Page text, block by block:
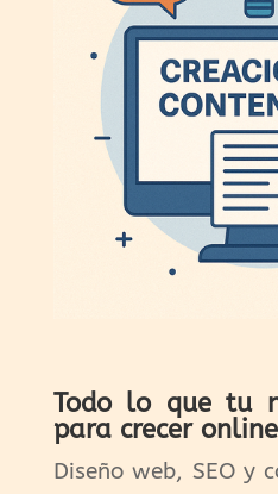
Todo lo que tu
para crecer online
Diseño web, SEO y